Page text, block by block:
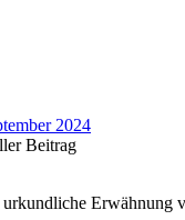
2024
Beitrag
Erwähnung